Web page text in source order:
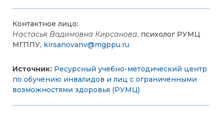
Контактное лицо:
Настасья Вадимовна Кирсанова, психолог РУМЦ
МГППУ, kirsanovanv@mgppu.ru
Источник: Ресурсный учебно-методический центр
по обучению инвалидов и лиц с ограниченными
возможностями здоровья (РУМЦ)